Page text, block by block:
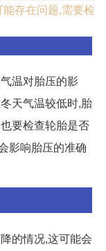
存在问题,需要检
温对胎压的影
天气温较低时,胎
要检查轮胎是否
影响胎压的准确
的情况,这可能会